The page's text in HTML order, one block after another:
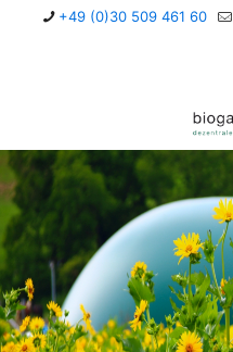
+49 (0)30 509 461 60